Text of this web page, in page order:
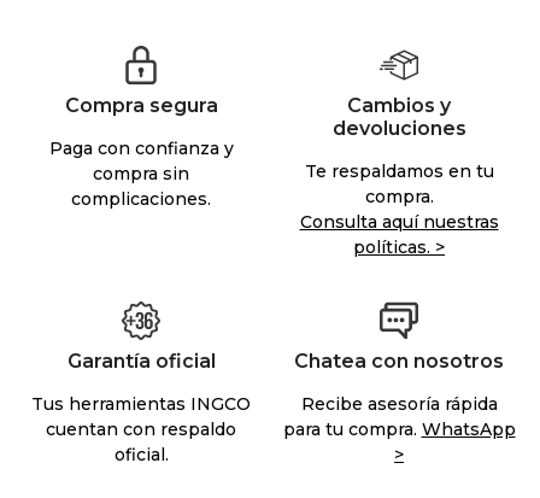
Compra segura
Paga con confianza y
compra sin
complicaciones.
Cambios y
devoluciones
Te respaldamos en tu
compra.
Consulta aquí nuestras
políticas. >
Garantía oficial
Tus herramientas INGCO
cuentan con respaldo
oficial.
Chatea con nosotros
Recibe asesoría rápida
para tu compra. WhatsApp
>